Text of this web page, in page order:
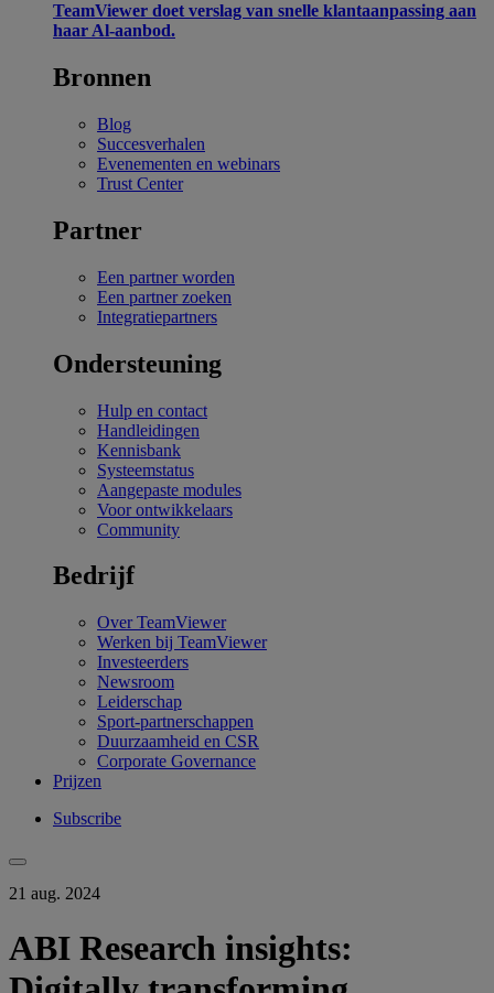
TeamViewer doet verslag van snelle klantaanpassing aan
haar Al-aanbod.
Bronnen
Blog
Succesverhalen
Evenementen en webinars
Trust Center
Partner
Een partner worden
Een partner zoeken
Integratiepartners
Ondersteuning
Hulp en contact
Handleidingen
Kennisbank
Systeemstatus
Aangepaste modules
Voor ontwikkelaars
Community
Bedrijf
Over TeamViewer
Werken bij TeamViewer
Investeerders
Newsroom
Leiderschap
Sport-partnerschappen
Duurzaamheid en CSR
Corporate Governance
Prijzen
Subscribe
21 aug. 2024
ABI Research insights: